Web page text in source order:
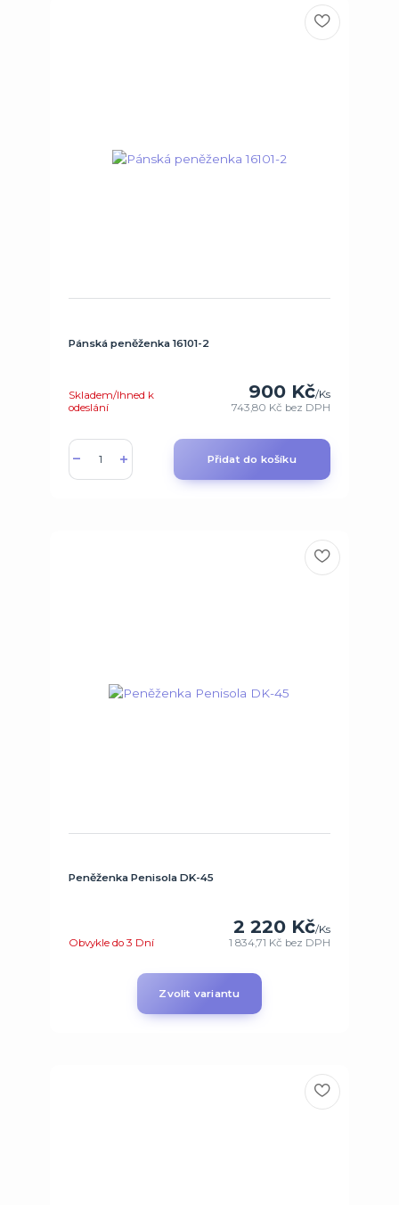
Pánská peněženka 16101-2
900 Kč/Ks
743,80 Kč bez DPH
Skladem/Ihned k
odeslání
Přidat do košíku
Peněženka Penisola DK-45
2 220 Kč/Ks
1 834,71 Kč bez DPH
Obvykle do 3 Dní
Zvolit variantu